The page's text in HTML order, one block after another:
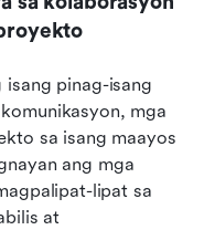
pinag-isang
mga
sa isang maayos
ang mga
lipat sa
at